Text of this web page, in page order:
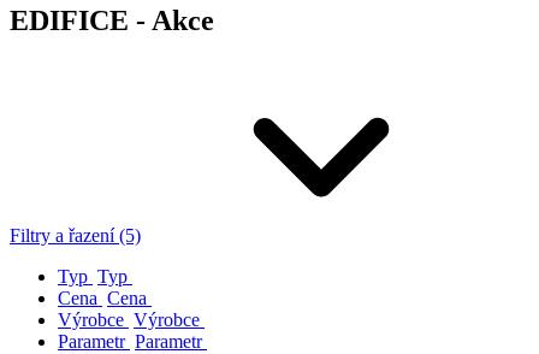
EDIFICE - Akce
Filtry a řazení (5)
Typ Typ
Cena Cena
Výrobce Výrobce
Parametr Parametr